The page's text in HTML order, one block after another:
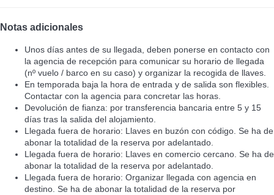
Notas adicionales
Unos días antes de su llegada, deben ponerse en contacto con
la agencia de recepción para comunicar su horario de llegada
(nº vuelo / barco en su caso) y organizar la recogida de llaves.
En temporada baja la hora de entrada y de salida son flexibles.
Contactar con la agencia para concretar las horas.
Devolución de fianza: por transferencia bancaria entre 5 y 15
días tras la salida del alojamiento.
Llegada fuera de horario: Llaves en buzón con código. Se ha de
abonar la totalidad de la reserva por adelantado.
Llegada fuera de horario: Llaves en comercio cercano. Se ha de
abonar la totalidad de la reserva por adelantado.
Llegada fuera de horario: Organizar llegada con agencia en
destino. Se ha de abonar la totalidad de la reserva por